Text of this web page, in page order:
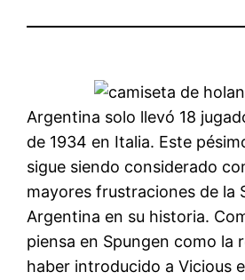
Argentina solo llevó 18
de 1934 en Italia. Este
sigue siendo considerado
mayores frustraciones de la
Argentina en su historia.
piensa en Spungen como la
haber introducido a Vicious